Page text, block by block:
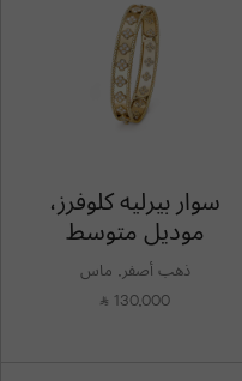
سوار بيرليه كلوفرز،
موديل متوسط
ذهب أصفر, ماس
130,000
⃁